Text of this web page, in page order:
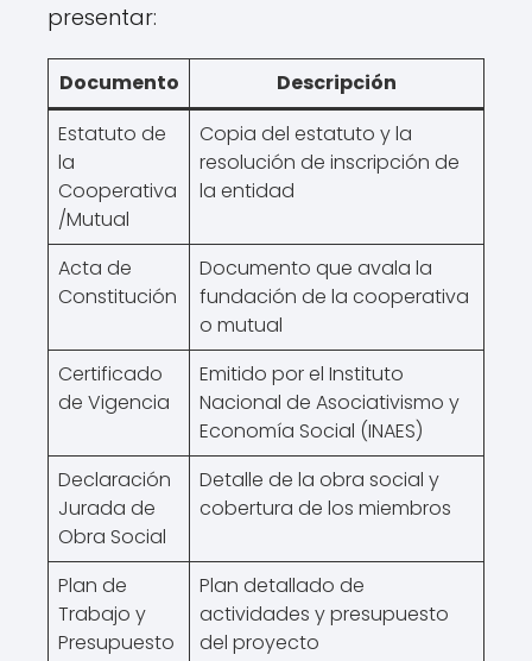
presentar:
Documento
Descripción
Estatuto de
la
Cooperativa
/Mutual
Copia del estatuto y la
resolución de inscripción de
la entidad
Acta de
Constitución
Documento que avala la
fundación de la cooperativa
o mutual
Certificado
de Vigencia
Emitido por el Instituto
Nacional de Asociativismo y
Economía Social (INAES)
Declaración
Jurada de
Obra Social
Detalle de la obra social y
cobertura de los miembros
Plan de
Trabajo y
Presupuesto
Plan detallado de
actividades y presupuesto
del proyecto